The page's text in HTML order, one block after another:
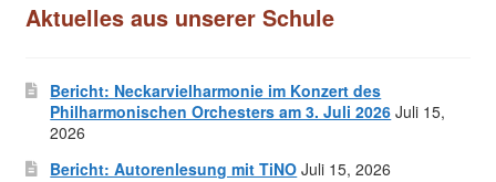
Aktuelles aus unserer Schule
Bericht: Neckarvielharmonie im Konzert des
Philharmonischen Orchesters am 3. Juli 2026 Juli 15,
2026
Bericht: Autorenlesung mit TiNO Juli 15, 2026